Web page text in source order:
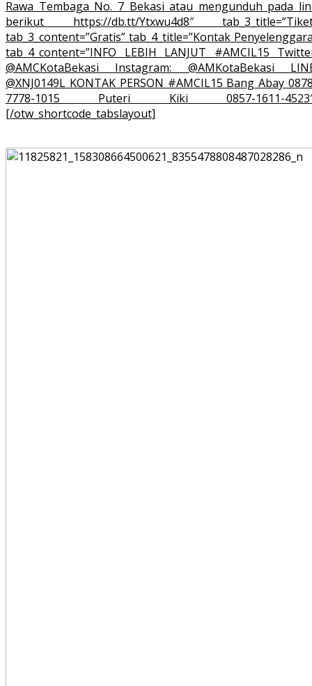
Rawa Tembaga No. 7 Bekasi atau mengunduh pada
berikut https://db.tt/Ytxwu4d8″
tab_3_content=”Gratis” tab_4_title=”Kontak
tab_4_content=”INFO LEBIH LANJUT #AMCIL15
@AMCKotaBekasi Instagram: @AMKotaBekasi
@XNJ0149L KONTAK PERSON #AMCIL15 Bang Abay
7778-1015 Puteri Kiki 0857-1611-
[/otw_shortcode_tabslayout]